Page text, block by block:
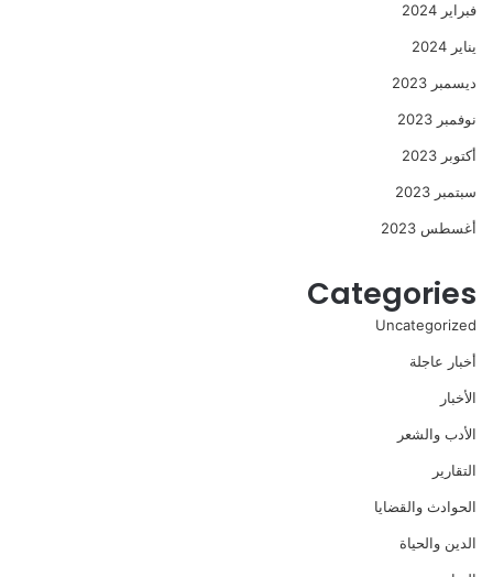
فبراير 2024
يناير 2024
ديسمبر 2023
نوفمبر 2023
أكتوبر 2023
سبتمبر 2023
أغسطس 2023
Categories
Uncategorized
أخبار عاجلة
الأخبار
الأدب والشعر
التقارير
الحوادث والقضايا
الدين والحياة